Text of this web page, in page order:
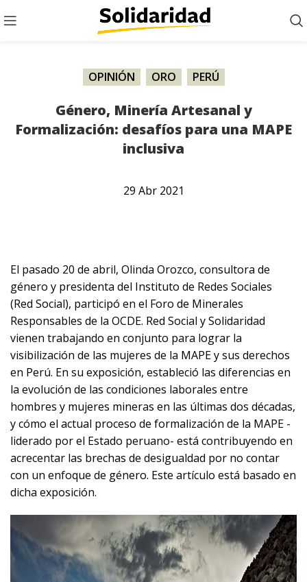
OPINIÓN ORO PERÚ
Género, Minería Artesanal y
Formalización: desafíos para una MAPE
inclusiva
29 Abr 2021
El pasado 20 de abril, Olinda Orozco, consultora de
género y presidenta del Instituto de Redes Sociales
(Red Social), participó en el Foro de Minerales
Responsables de la OCDE. Red Social y Solidaridad
vienen trabajando en conjunto para lograr la
visibilización de las mujeres de la MAPE y sus derechos
en Perú. En su exposición, estableció las diferencias en
la evolución de las condiciones laborales entre
hombres y mujeres mineras en las últimas dos décadas,
y cómo el actual proceso de formalización de la MAPE -
liderado por el Estado peruano- está contribuyendo en
acrecentar las brechas de desigualdad por no contar
con un enfoque de género. Este artículo está basado en
dicha exposición.